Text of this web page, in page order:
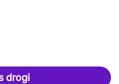
drogi